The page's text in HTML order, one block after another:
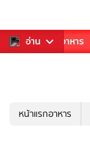
อ่าน
การเพลง อาหาร
หน้าแรกอาหาร